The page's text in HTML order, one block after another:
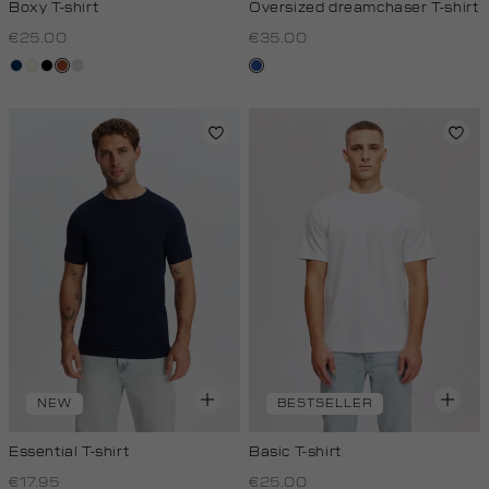
Boxy T-shirt
€25.00
donkerblauw
wit,zwart
bruin
Oversized dreamchaser T-shirt
€35.00
kobaltblauw
NEW
Essential T-shirt
€17.95
BESTSELLER
Basic T-shirt
€25.00